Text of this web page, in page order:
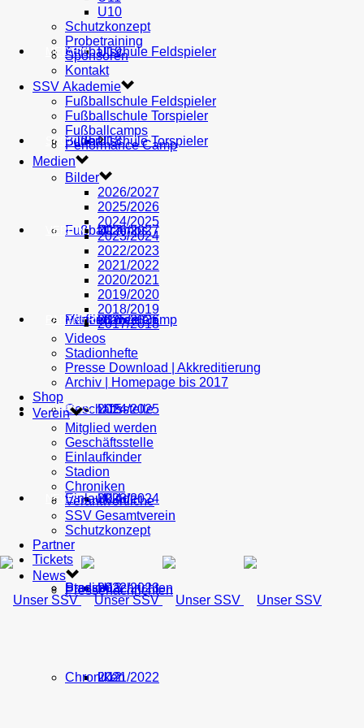
AH U19
U18
U17
U16
U15
U14
U13
U12
Fußballschule Feldspieler
Fußballschule Torspieler
Fußballcamps
Performance Camp
MEDIEN
Bilder
2026/2027
2025/2026
2024/2025
2023/2024
2022/2023
2021/2022
SHOP
VEREIN
Mitglied werden
Geschäftsstelle
Einlaufkinder
Stadion
Chroniken
PARTNER
TICKETS
NEWS
Pressenachrichten
U10
Schutzkonzept
Probetraining
Sponsoren
Kontakt
SSV Akademie
Fußballschule Feldspieler
Fußballschule Torspieler
Fußballcamps
Performance Camp
Medien
Bilder
2026/2027
2025/2026
2024/2025
2023/2024
2022/2023
2021/2022
2020/2021
2019/2020
2018/2019
2017/2018
Videos
Stadionhefte
Presse Download | Akkreditierung
Archiv | Homepage bis 2017
Shop
Verein
Mitglied werden
Geschäftsstelle
Einlaufkinder
Stadion
Chroniken
Verantwortliche
SSV Gesamtverein
Schutzkonzept
Partner
Tickets
News
Pressenachrichten